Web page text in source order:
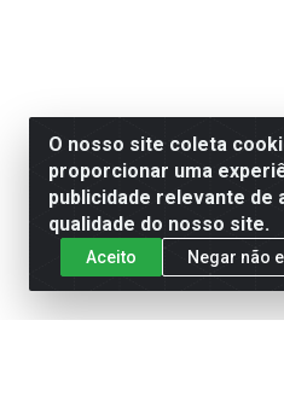
O nosso site coleta
proporcionar uma
publicidade relevante de
qualidade do nosso site.
Aceito Negar não